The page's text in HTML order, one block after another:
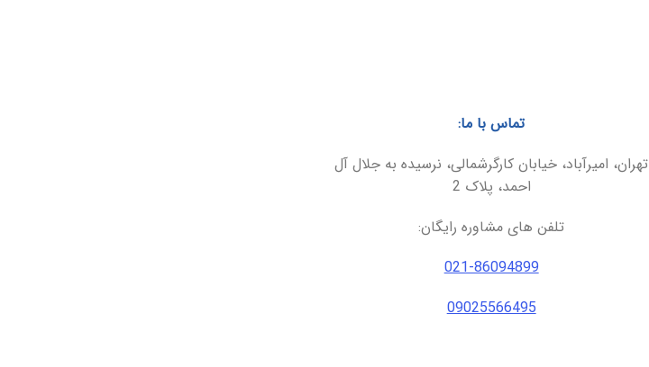
تماس با ما:
تهران، امیرآباد، خیابان کارگرشمالی، نرسیده به جلال آل
احمد، پلاک 2
تلفن های مشاوره رایگان:
021-86094899
09025566495